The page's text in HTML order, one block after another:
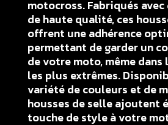
motocross. Fabriqués
de haute qualité, ces
offrent une adhérence
permettant de garder un
de votre moto, même
les plus extrêmes.
variété de couleurs et de
housses de selle ajoutent
touche de style à votre